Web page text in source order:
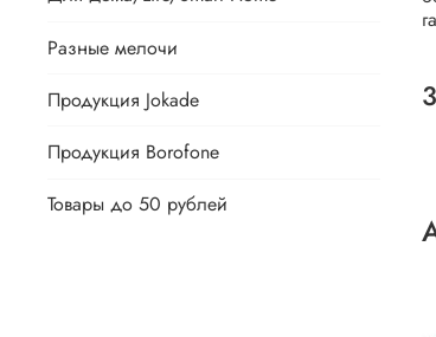
Разные мелочи
Продукция Jokade
Продукция Borofone
Товары до 50 рублей